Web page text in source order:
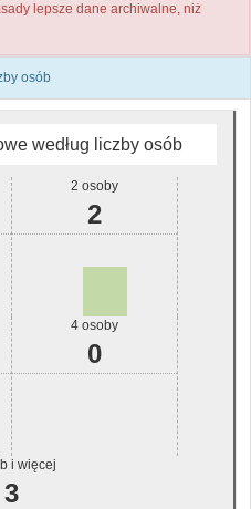
lepsze dane archiwalne, niż
osób
według liczby osób
2 osoby
2
4 osoby
0
i więcej
3